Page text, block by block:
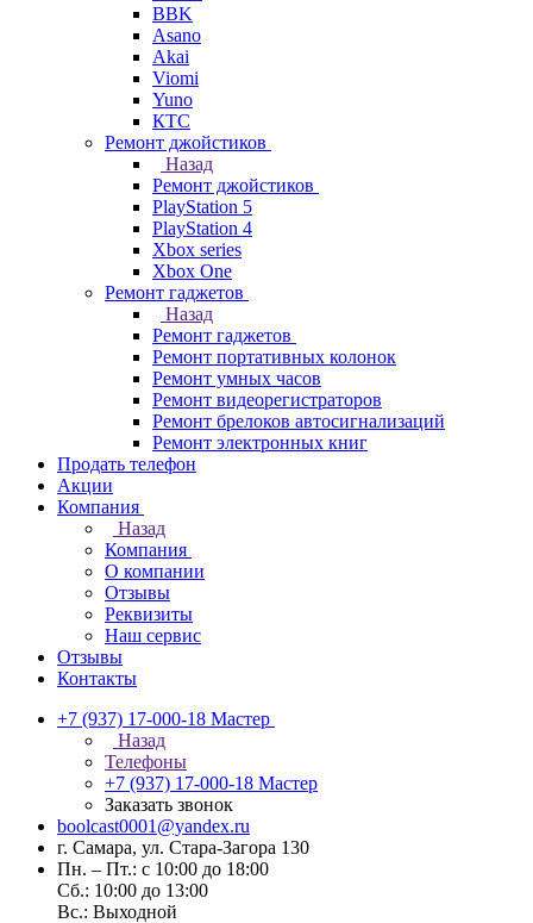
BBK
Asano
Akai
Viomi
Yuno
КТС
Ремонт джойстиков
Назад
Ремонт джойстиков
PlayStation 5
PlayStation 4
Xbox series
Xbox One
Ремонт гаджетов
Назад
Ремонт гаджетов
Ремонт портативных колонок
Ремонт умных часов
Ремонт видеорегистраторов
Ремонт брелоков автосигнализаций
Ремонт электронных книг
Продать телефон
Акции
Компания
Назад
Компания
О компании
Отзывы
Реквизиты
Наш сервис
Отзывы
Контакты
+7 (937) 17-000-18 Мастер
Назад
Телефоны
+7 (937) 17-000-18 Мастер
Заказать звонок
boolcast0001@yandex.ru
г. Самара, ул. Стара-Загора 130
Пн. – Пт.: с 10:00 до 18:00
Сб.: 10:00 до 13:00
Вс.: Выходной